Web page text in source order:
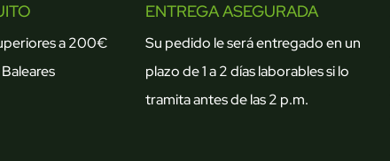
a 200€
ENTREGA ASEGURADA
Su pedido le será entregado en un
plazo de 1 a 2 días laborables si lo
tramita antes de las 2 p.m.